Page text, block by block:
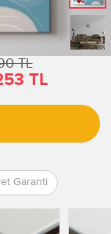
TL
TL
Garanti